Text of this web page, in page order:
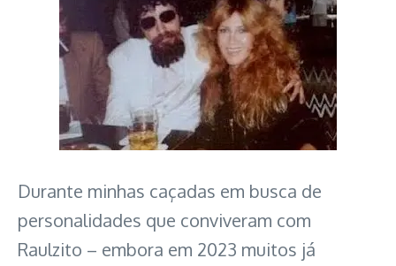
Durante minhas caçadas em busca de
personalidades que conviveram com
Raulzito – embora em 2023 muitos já